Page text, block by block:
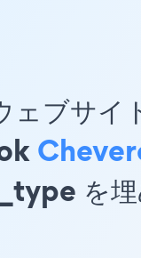
ェブサイ
を埋